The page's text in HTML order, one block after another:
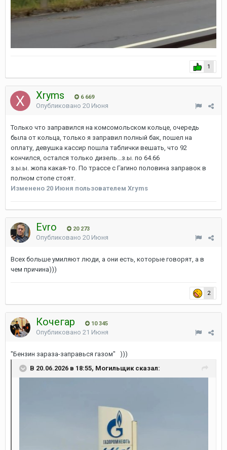
1
Xryms 6 669
Опубликовано 20 Июня
Только что заправился на комсомольском кольце, очередь
была от кольца, только я заправил полный бак, пошел на
оплату, девушка кассир пошла таблички вешать, что 92
кончился, остался только дизель...з.ы. по 64.66
з.ы.ы. жопа какая-то. По трассе с Гагино половина заправок в
полном стопе стоят.
Изменено 20 Июня пользователем Xryms
Evro 20 273
Опубликовано 20 Июня
Всех больше умиляют люди, а они есть, которые говорят, а в
чем причина)))
2
Кочегар 10 345
Опубликовано 21 Июня
"Бензин зараза-заправься газом" )))
В 20.06.2026 в 18:55, Могильщик сказал: